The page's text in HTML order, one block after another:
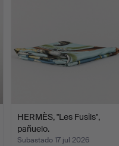
HERMÈS, "Les Fusils",
pañuelo.
Subastado 17 jul 2026